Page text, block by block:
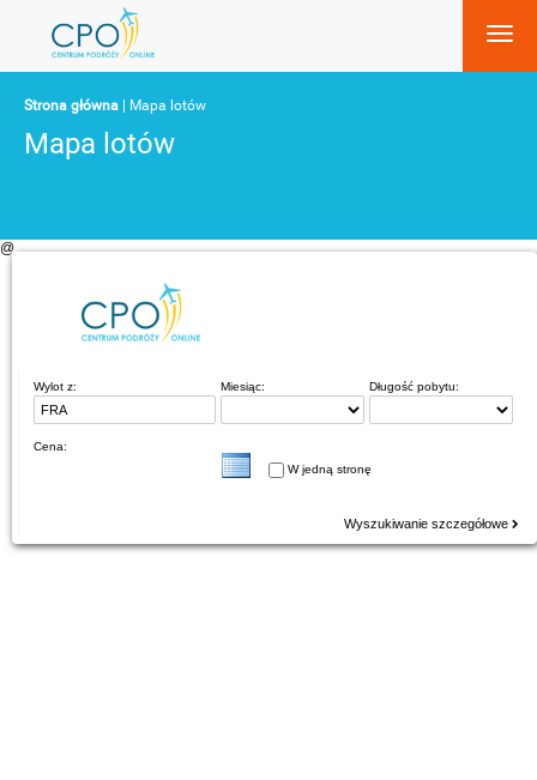
Strona główna | Mapa lotów
Mapa lotów